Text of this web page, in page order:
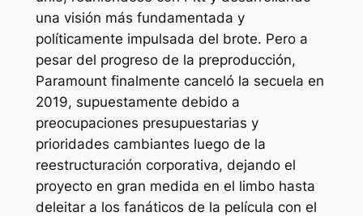
una visión más fundamentada y
políticamente impulsada del brote. Pero a
pesar del progreso de la preproducción,
Paramount finalmente canceló la secuela en
2019, supuestamente debido a
preocupaciones presupuestarias y
prioridades cambiantes luego de la
reestructuración corporativa, dejando el
proyecto en gran medida en el limbo hasta
deleitar a los fanáticos de la película con el